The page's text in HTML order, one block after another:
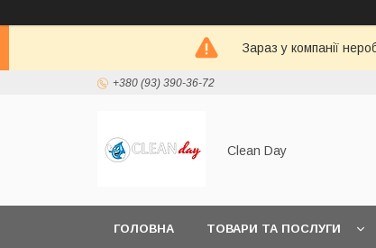
Зараз у компанії
+380 (93) 390-36-72
Clean Day
ГОЛОВНА ТОВАРИ ТА ПОСЛУГИ